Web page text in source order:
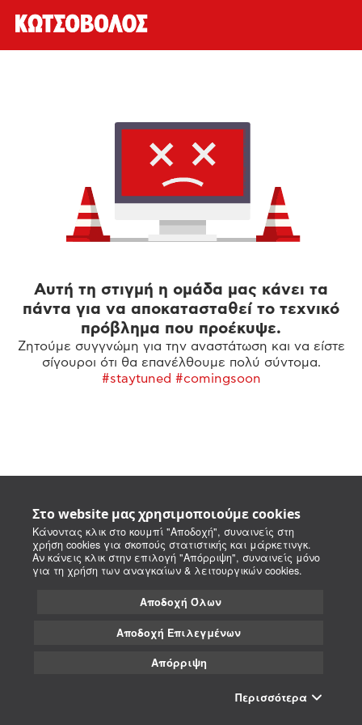
Στο website μας χρησιμοποιούμε cookies
Κάνοντας κλικ στο κουμπί "Αποδοχή", συναινείς στη
χρήση cookies για σκοπούς στατιστικής και μάρκετινγκ.
Αν κάνεις κλικ στην επιλογή "Απόρριψη", συναινείς μόνο
για τη χρήση των αναγκαίων & λειτουργικών cookies.
Αποδοχή Όλων
Αποδοχή Επιλεγμένων
Απόρριψη
Περισσότερα
Αυτή τη στιγμή η ομάδα μας κάνει τα
πάντα για να αποκατασταθεί το τεχνικό
πρόβλημα που προέκυψε.
Ζητούμε συγγνώμη για την αναστάτωση και να είστε
σίγουροι ότι θα επανέλθουμε πολύ σύντομα.
#staytuned #comingsoon